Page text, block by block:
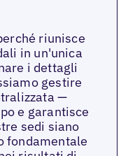
riunisce
in un'unica
i dettagli
gestire
—
e garantisce
sedi siano
fondamentale